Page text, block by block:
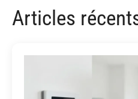
Articles